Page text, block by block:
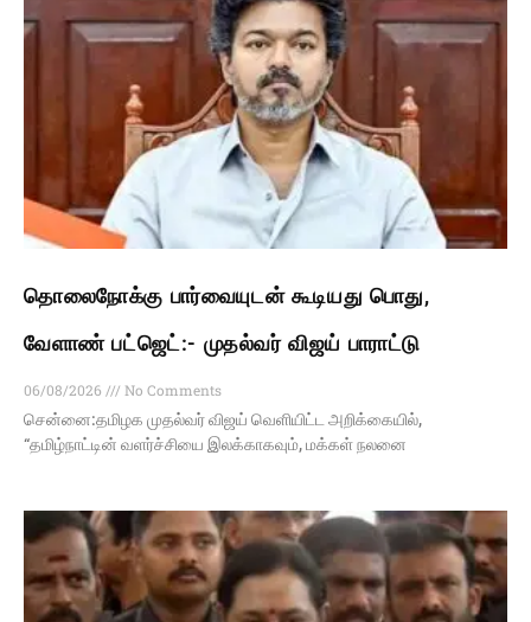
தொலைநோக்கு பார்வையுடன் கூடியது பொது,
வேளாண் பட்ஜெட்:- முதல்வர் விஜய் பாராட்டு
06/08/2026
No Comments
சென்னை:தமிழக முதல்வர் விஜய் வெளியிட்ட அறிக்கையில்,
“தமிழ்நாட்டின் வளர்ச்சியை இலக்காகவும், மக்கள் நலனை